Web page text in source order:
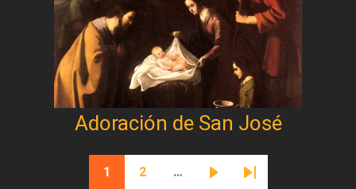
Adoración de San José
Paginación
Página actual
1
Página
2 …
Siguiente página
Última página